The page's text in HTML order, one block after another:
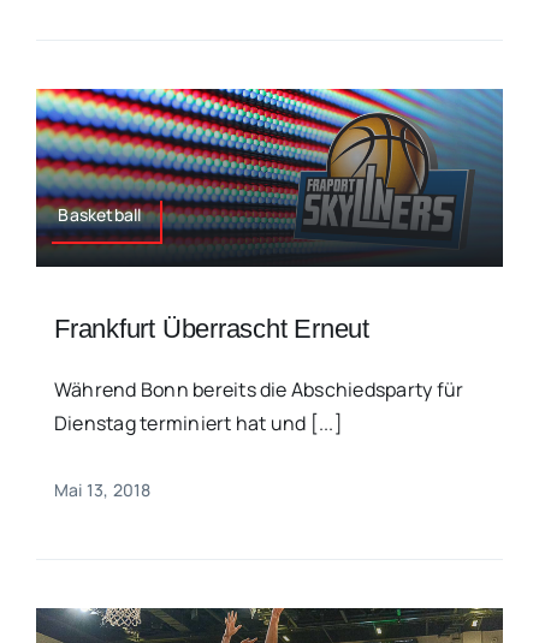
Basketball
Frankfurt Überrascht Erneut
Während Bonn bereits die Abschiedsparty für
Dienstag terminiert hat und [...]
Mai 13, 2018